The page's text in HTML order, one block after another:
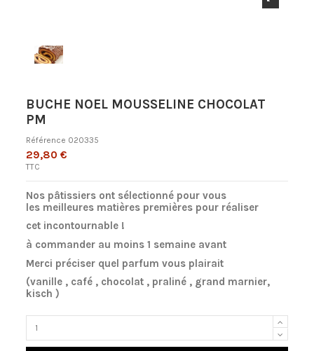
BUCHE NOEL MOUSSELINE CHOCOLAT
PM
Référence 020335
29,80 €
TTC
Nos pâtissiers ont sélectionné pour vous
les meilleures matières premières pour réaliser
cet incontournable !
à commander au moins 1 semaine avant
Merci préciser quel parfum vous plairait
(vanille , café , chocolat , praliné , grand marnier,
kisch )